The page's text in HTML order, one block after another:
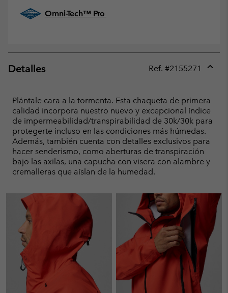
Omni-Tech™ Pro
Detalles Ref. #2155271
Plántale cara a la tormenta. Esta chaqueta de primera
calidad incorpora nuestro nuevo y excepcional índice
de impermeabilidad/transpirabilidad de 30k/30k para
protegerte incluso en las condiciones más húmedas.
Además, también cuenta con detalles exclusivos para
hacer senderismo, como aberturas de transpiración
bajo las axilas, una capucha con visera con alambre y
cremalleras que aíslan de la humedad.